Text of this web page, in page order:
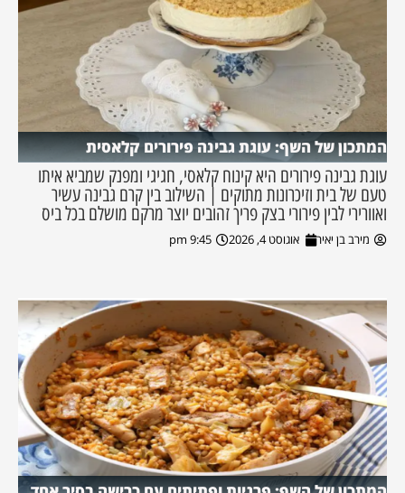
המתכון של השף: עוגת גבינה פירורים קלאסית
עוגת גבינה פירורים היא קינוח קלאסי, חגיגי ומפנק שמביא איתו
טעם של בית וזיכרונות מתוקים | השילוב בין קרם גבינה עשיר
ואוורירי לבין פירורי בצק פריך זהובים יוצר מרקם מושלם בכל ביס
מירב בן יאיר אוגוסט 4, 2026 9:45 pm